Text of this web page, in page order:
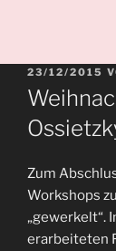
23/12/2015
Zum
Workshops
„gewerkelt“.
erarbeiteten